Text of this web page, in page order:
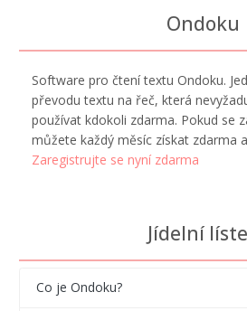
Ondoku
Software pro čtení textu Ondoku.
převodu textu na řeč, která
používat kdokoli zdarma. Pokud se
můžete každý měsíc získat zdarma
Zaregistrujte se nyní zdarma
Jídelní
Co je Ondoku?